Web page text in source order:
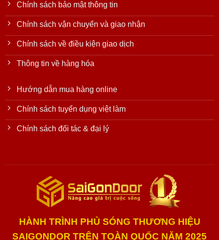
Chính sách bảo mật thông tin
Chính sách vận chuyển và giao nhận
Chính sách về điều kiện giao dịch
Thông tin về hàng hóa
Hướng dẫn mua hàng online
Chính sách tuyển dụng việt làm
Chính sách đối tác & đại lý
HÀNH TRÌNH PHỦ SÓNG THƯƠNG HIỆU
SAIGONDOR TRÊN TOÀN QUỐC NĂM 2025